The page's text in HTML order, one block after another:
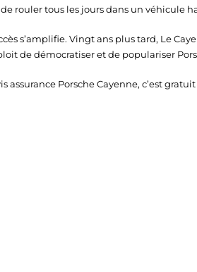
rouler tous les jours dans un véhicule
s’amplifie. Vingt ans plus tard, Le
de démocratiser et de populariser
assurance Porsche Cayenne, c’est